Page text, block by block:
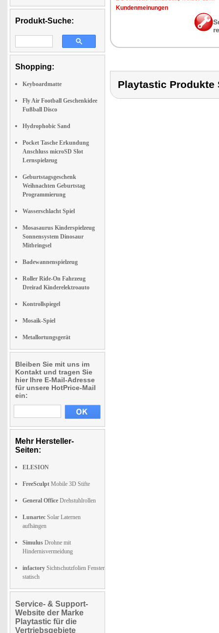
Produkt-Suche:
Shopping:
Keyboardmatte
Fly Air Football Geschenkidee
Fußball Disco
Hydrophobic Sand
Pocket Tasche Erkundung
Anschluss microSD Slot
Lernspielzeug
Geburtstagsgeschenk
Weihnachten Geburtstag
Programmierung
Wasserschlacht Spiel
Mosasaurus Kinderspielzeug
Sonnensystem Dinosaur
Mitbringsel
Badewannenspielzeug
Roller Ride-On Fahrzeug
Dreirad Kinderelektroauto
Kontrollspiegel
Mosaik-Spiel
Metallortungsgerät
Bleiben Sie mit uns im
Kontakt und tragen Sie
hier Ihre E-Mail-Adresse
für unsere HotPrice-Mail
ein:
Mehr Hersteller-
Seiten:
ELESION
FreeSculpt Mobile 3D Stifte
General Office Drehstuhlrollen
Lunartec Solar Laternen
aufhängen
Simulus Drohne mit
Hindernisvermeidung
infactory Sichtschutzfolien Fenster
statisch
Service- & Support-
Website der Marke
Playtastic für die
Vertriebsgebiete
Kun­den­mei­nun­gen
Playtastic Produkte